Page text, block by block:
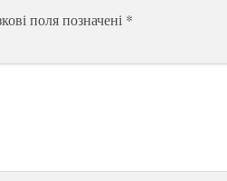
поля позначені *